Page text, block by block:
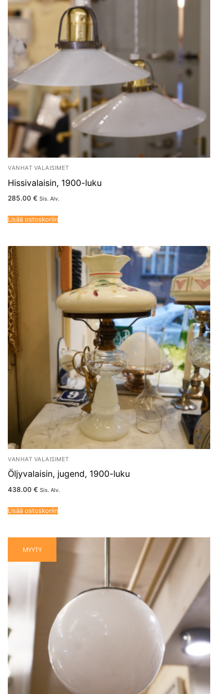
VANHAT VALAISIMET
Hissivalaisin, 1900-luku
285.00 € Sis. Alv.
Lisää ostoskoriin
VANHAT VALAISIMET
Öljyvalaisin, jugend, 1900-luku
438.00 € Sis. Alv.
Lisää ostoskoriin
MYYTY